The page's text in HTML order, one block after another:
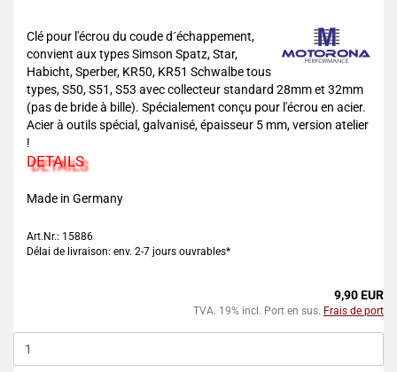
Clé pour l'écrou du coude d´échappement,
convient aux types Simson Spatz, Star,
Habicht, Sperber, KR50, KR51 Schwalbe tous
types, S50, S51, S53 avec collecteur standard 28mm et 32mm
(pas de bride à bille). Spécialement conçu pour l'écrou en acier.
Acier à outils spécial, galvanisé, épaisseur 5 mm, version atelier
!
DETAILS
Made in Germany
Art.Nr.: 15886
Délai de livraison: env. 2-7 jours ouvrables*
9,90 EUR
TVA. 19% incl. Port en sus. Frais de port